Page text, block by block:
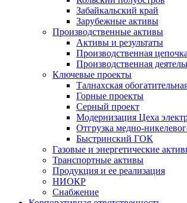
Забайкальский край
Зарубежные активы
Производственные активы
Активы и результаты
Производственная цепочка
Производственная
Ключевые проекты
Талнахская
Горные проекты
Серный проект
Модернизация Цеха
Отгрузка медно-
Быстринский ГОК
Газовые и энергетические
Транспортные активы
Продукция и ее реализация
НИОКР
Снабжение